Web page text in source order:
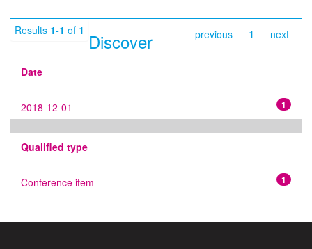
Results 1-1 of 1 previous 1 next
Discover
Date
1
2018-12-01
Qualified type
1
Conference item